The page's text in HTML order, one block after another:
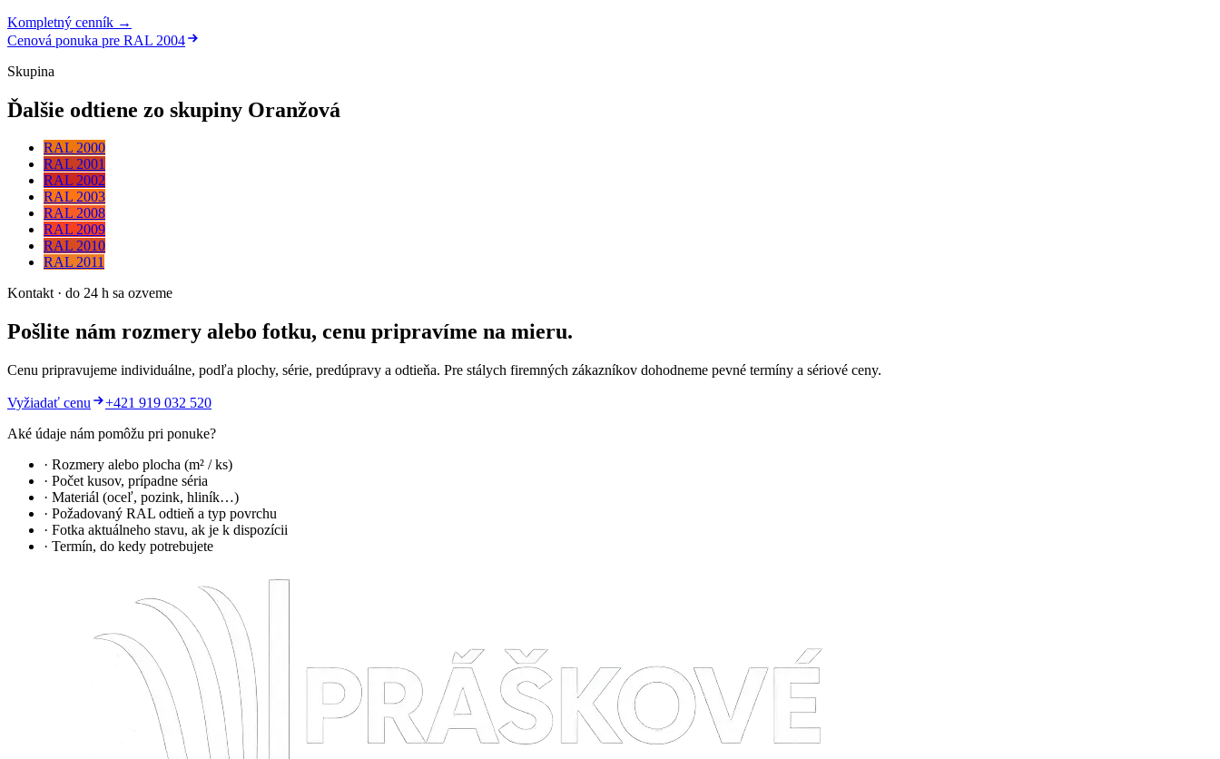
Kompletný cenník →
Cenová ponuka pre RAL 2004
Skupina
Ďalšie odtiene zo skupiny Oranžová
RAL 2000
RAL 2001
RAL 2002
RAL 2003
RAL 2008
RAL 2009
RAL 2010
RAL 2011
Kontakt · do 24 h sa ozveme
Pošlite nám rozmery alebo fotku, cenu pripravíme na mieru.
Cenu pripravujeme individuálne, podľa plochy, série, predúpravy a odtieňa. Pre stálych firemných zákazníkov dohodneme pevné termíny a sériové ceny.
Vyžiadať cenu
+421 919 032 520
Aké údaje nám pomôžu pri ponuke?
· Rozmery alebo plocha (m² / ks)
· Počet kusov, prípadne séria
· Materiál (oceľ, pozink, hliník…)
· Požadovaný RAL odtieň a typ povrchu
· Fotka aktuálneho stavu, ak je k dispozícii
· Termín, do kedy potrebujete